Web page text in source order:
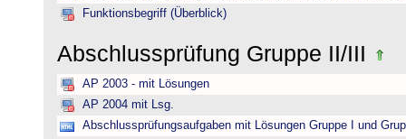
Funktionsbegriff (Überblick)
Abschlussprüfung Gruppe II/III
AP 2003 - mit Lösungen
AP 2004 mit Lsg.
Abschlussprüfungsaufgaben mit Lösungen Gruppe I und